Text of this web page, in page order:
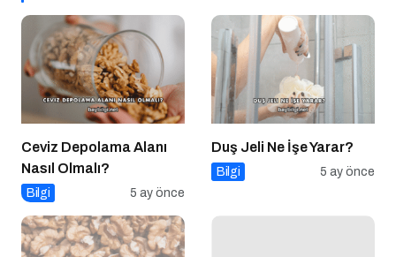
Ceviz Depolama Alanı
Nasıl Olmalı?
Bilgi 5 ay önce
Duş Jeli Ne İşe Yarar?
Bilgi 5 ay önce